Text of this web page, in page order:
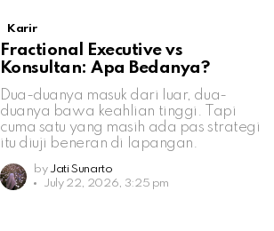
Karir
Fractional Executive vs
Konsultan: Apa Bedanya?
Dua-duanya masuk dari luar, dua-
duanya bawa keahlian tinggi. Tapi
cuma satu yang masih ada pas strategi
itu diuji beneran di lapangan.
by Jati Sunarto
July 22, 2026, 3:25 pm